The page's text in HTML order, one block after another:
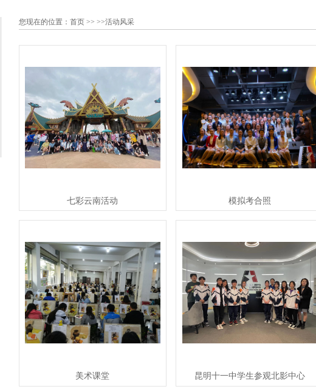
您现在的位置： 首页 >> >>活动风采
七彩云南活动 模拟考合照
美术课堂 昆明十一中学生参观北影中心